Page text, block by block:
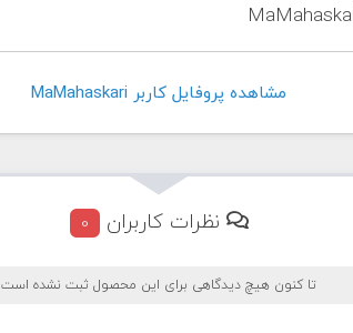
مشاهده پروفايل کاربر MaMahaskari
نظرات کاربران 0
تا کنون هیچ دیدگاهی برای این محصول ثبت نشده است